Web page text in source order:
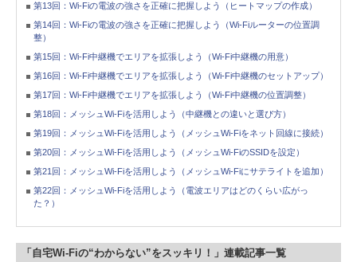
第13回：Wi-Fiの電波の強さを正確に把握しよう（ヒートマップの作成）
第14回：Wi-Fiの電波の強さを正確に把握しよう（Wi-Fiルーターの位置調
整）
第15回：Wi-Fi中継機でエリアを拡張しよう（Wi-Fi中継機の用意）
第16回：Wi-Fi中継機でエリアを拡張しよう（Wi-Fi中継機のセットアップ）
第17回：Wi-Fi中継機でエリアを拡張しよう（Wi-Fi中継機の位置調整）
第18回：メッシュWi-Fiを活用しよう（中継機との違いと選び方）
第19回：メッシュWi-Fiを活用しよう（メッシュWi-Fiをネット回線に接続）
第20回：メッシュWi-Fiを活用しよう（メッシュWi-FiのSSIDを設定）
第21回：メッシュWi-Fiを活用しよう（メッシュWi-Fiにサテライトを追加）
第22回：メッシュWi-Fiを活用しよう（電波エリアはどのくらい広がっ
た？）
「自宅Wi-Fiの“わからない”をスッキリ！」連載記事一覧